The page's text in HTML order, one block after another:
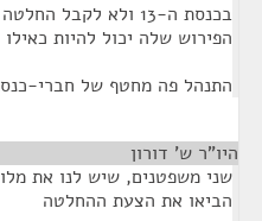
בכנסת ה-13 ולא
הפירוש שלה יכול להיות כאילו
התנהל פה מחטף של חברי-
היו"ר ש' דורון
שני משפטנים, שיש לנו את
הביאו את הצעת ההחלטה